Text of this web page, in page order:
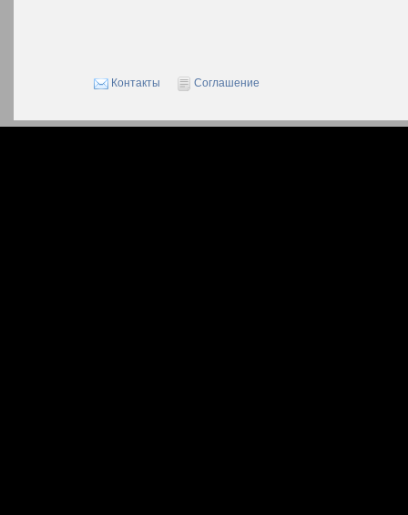
Контакты Соглашение